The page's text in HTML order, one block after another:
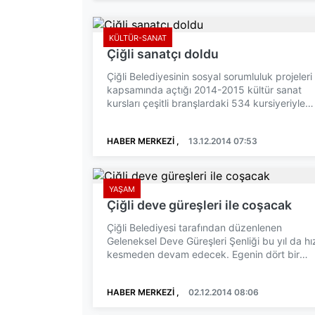
KÜLTÜR-SANAT
Çiğli sanatçı doldu
Çiğli Belediyesinin sosyal sorumluluk projeleri
kapsamında açtığı 2014-2015 kültür sanat
kursları çeşitli branşlardaki 534 kursiyeriyle
HABER MERKEZİ , 13.12.2014 07:53
YAŞAM
Çiğli deve güreşleri ile coşacak
Çiğli Belediyesi tarafından düzenlenen
Geleneksel Deve Güreşleri Şenliği bu yıl da
kesmeden devam edecek. Egenin dört bir
HABER MERKEZİ , 02.12.2014 08:06